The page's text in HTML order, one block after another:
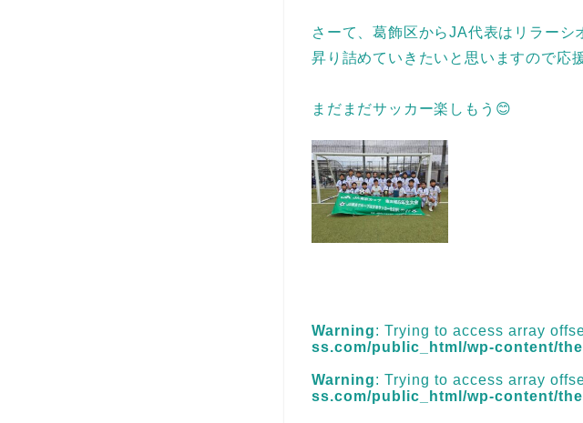
さーて、葛飾区からJA代表はリラーシ
昇り詰めていきたいと思いますので応
まだまだサッカー楽しもう😊
Warning: Trying to access array
ss.com/public_html/wp-content/
Warning: Trying to access array
ss.com/public_html/wp-content/